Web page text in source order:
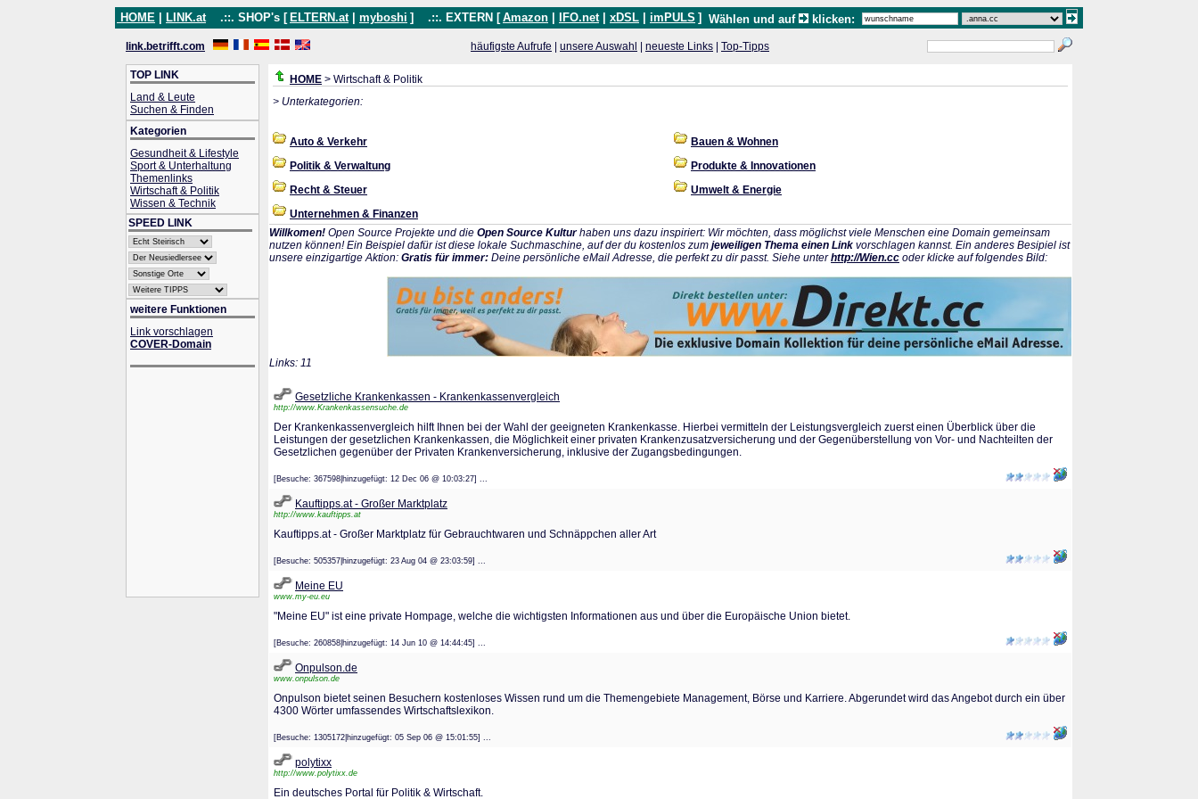
HOME LINK.at .::. SHOP's [ ELTERN.at myboshi ] .::. EXTERN [ Amazon IFO.net xDSL imPULS ] Wählen und auf klicken:
link.betrifft.com häufigste Aufrufe unsere Auswahl neueste Links Top-Tipps
TOP LINK
Land & Leute
Suchen & Finden
Kategorien
Gesundheit & Lifestyle
Sport & Unterhaltung
Themenlinks
Wirtschaft & Politik
Wissen & Technik
SPEED LINK
weitere Funktionen
Link vorschlagen
COVER-Domain
HOME > Wirtschaft & Politik
> Unterkategorien:
Auto & Verkehr
Bauen & Wohnen
Politik & Verwaltung
Produkte & Innovationen
Recht & Steuer
Umwelt & Energie
Unternehmen & Finanzen
Willkomen! Open Source Projekte und die Open Source Kulturhaben uns dazu inspiriert: Wir möchten, dass möglichst viele Menschen eine Domain gemeinsam
nutzen können! Ein Beispiel dafür ist diese lokale Suchmaschine, auf der du kostenlos zum jeweiligen Thema einen Link vorschlagen kannst. Ein anderes Besipiel ist
unsere einzigartige Aktion: Gratis für immer: Deine persönliche eMail Adresse, die perfekt zu dir passt. Siehe unterhttp://Wien.cc oder klicke auf folgendes Bild:
Links: 11
Gesetzliche Krankenkassen - Krankenkassenvergleich
http://www.Krankenkassensuche.de
Der Krankenkassenvergleich hilft Ihnen bei der Wahl der geeigneten Krankenkasse. Hierbei vermitteln der Leistungsvergleich zuerst einen Überblick über die
Leistungen der gesetzlichen Krankenkassen, die Möglichkeit einer privaten Krankenzusatzversicherung und der Gegenüberstellung von Vor- und Nachteilten der
Gesetzlichen gegenüber der Privaten Krankenversicherung, inklusive der Zugangsbedingungen.
[Besuche: 367598|hinzugefügt: 12 Dec 06 @ 10:03:27] ...
Kauftipps.at - Großer Marktplatz
http://www.kauftipps.at
Kauftipps.at - Großer Marktplatz für Gebrauchtwaren und Schnäppchen aller Art
[Besuche: 505357|hinzugefügt: 23 Aug 04 @ 23:03:59] ...
Meine EU
www.my-eu.eu
"Meine EU" ist eine private Hompage, welche die wichtigsten Informationen aus und über die Europäische Union bietet.
[Besuche: 260858|hinzugefügt: 14 Jun 10 @ 14:44:45] ...
Onpulson.de
www.onpulson.de
Onpulson bietet seinen Besuchern kostenloses Wissen rund um die Themengebiete Management, Börse und Karriere. Abgerundet wird das Angebot durch ein über
4300 Wörter umfassendes Wirtschaftslexikon.
[Besuche: 1305172|hinzugefügt: 05 Sep 06 @ 15:01:55] ...
polytixx
http://www.polytixx.de
Ein deutsches Portal für Politik & Wirtschaft.